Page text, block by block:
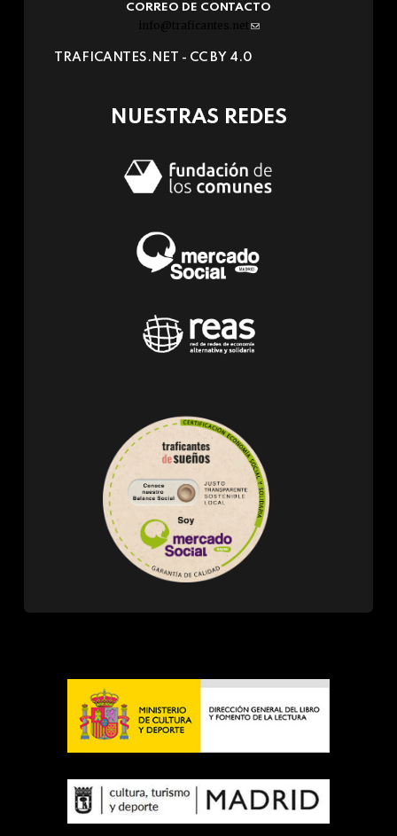
CORREO DE CONTACTO
info@traficantes.net (link
e-
TRAFICANTES.NET - CC BY 4.0
NUESTRAS REDES